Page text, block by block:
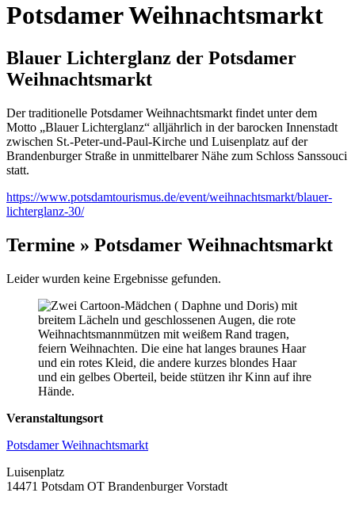
Potsdamer Weihnachtsmarkt
Blauer Lichterglanz der Potsdamer
Weihnachtsmarkt
Der traditionelle Potsdamer Weihnachtsmarkt findet unter dem
Motto „Blauer Lichterglanz“ alljährlich in der barocken Innenstadt
zwischen St.-Peter-und-Paul-Kirche und Luisenplatz auf der
Brandenburger Straße in unmittelbarer Nähe zum Schloss Sanssouci
statt.
https://www.potsdamtourismus.de/event/weihnachtsmarkt/blauer-
lichterglanz-30/
Termine » Potsdamer Weihnachtsmarkt
Leider wurden keine Ergebnisse gefunden.
Veranstaltungsort
Potsdamer Weihnachtsmarkt
Luisenplatz
14471 Potsdam OT Brandenburger Vorstadt